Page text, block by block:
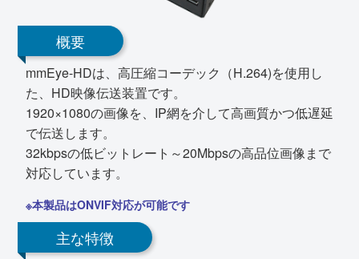
概要
mmEye-HDは、高圧縮コーデック（H.264)を使用し
た、HD映像伝送装置です。
1920×1080の画像を、IP網を介して高画質かつ低遅延
で伝送します。
32kbpsの低ビットレート～20Mbpsの高品位画像まで
対応しています。
※本製品はONVIF対応が可能です
主な特徴